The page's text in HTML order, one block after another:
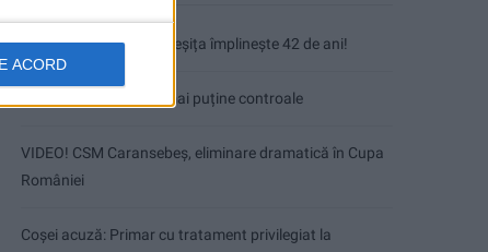
ACORD
Fântâna Cinetică din Reșița împlinește 42 de ani!
Mai puțini inspectori, mai puține controale
VIDEO! CSM Caransebeș, eliminare dramatică în Cupa
României
Coșei acuză: Primar cu tratament privilegiat la